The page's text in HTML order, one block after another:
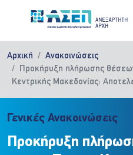
Αρχική
Ανακοινώσεις
Προκήρυξη πλήρωσης
Κεντρικής Μακεδονίας:
Γενικές Ανακοινώσεις
Προκήρυξη